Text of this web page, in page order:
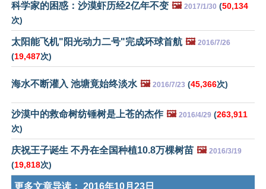
科学家的困惑：沙漠虾历经2亿年不变 🖼️ 2017/1/30 (50,134
次)
太阳能飞机"阳光动力二号"完成环球首航 🖼️ 2016/7/26
(19,487次)
海水不断灌入 池塘竟始终淡水 🖼️ 2016/7/23 (45,366次)
沙漠中的救命树纺锤树是上苍的杰作 🖼️ 2016/4/29 (263,911
次)
庆祝王子诞生 不丹在全国种植10.8万棵树苗 🖼️ 2016/3/19
(19,818次)
更多文章导读： 2016年10月23日